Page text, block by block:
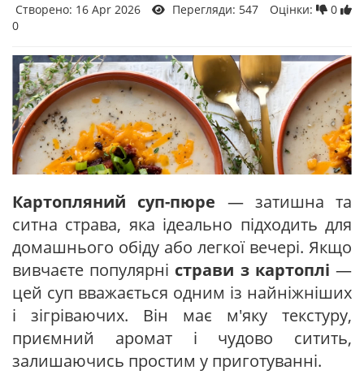
Створено: 16 Apr 2026 Перегляди: 547 Оцінки:
0
0
Картопляний суп-пюре — затишна та
ситна страва, яка ідеально підходить для
домашнього обіду або легкої вечері. Якщо
вивчаєте популярні страви з картоплі —
цей суп вважається одним із найніжніших
і зігріваючих. Він має м'яку текстуру,
приємний аромат і чудово ситить,
залишаючись простим у приготуванні.